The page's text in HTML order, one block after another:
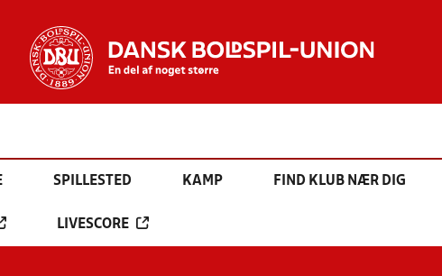
SPILLESTED KAMP FIND KLUB NÆR DIG
LIVESCORE